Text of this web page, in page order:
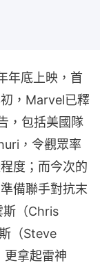
年底上映，首
，Marvel已釋
，包括美國隊
，令觀眾率
度；而今次的
備聯手對抗末
斯（Chris
（Steve
更拿起雷神